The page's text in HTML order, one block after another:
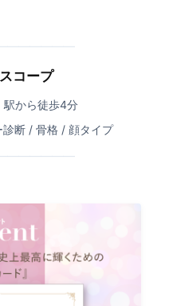
コープ
駅から徒歩4分
断 / 骨格 / 顔タイプ